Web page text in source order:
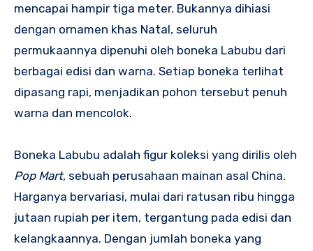
mencapai hampir tiga meter. Bukannya dihiasi
dengan ornamen khas Natal, seluruh
permukaannya dipenuhi oleh boneka Labubu dari
berbagai edisi dan warna. Setiap boneka terlihat
dipasang rapi, menjadikan pohon tersebut penuh
warna dan mencolok.
Boneka Labubu adalah figur koleksi yang dirilis oleh
Pop Mart, sebuah perusahaan mainan asal China.
Harganya bervariasi, mulai dari ratusan ribu hingga
jutaan rupiah per item, tergantung pada edisi dan
kelangkaannya. Dengan jumlah boneka yang